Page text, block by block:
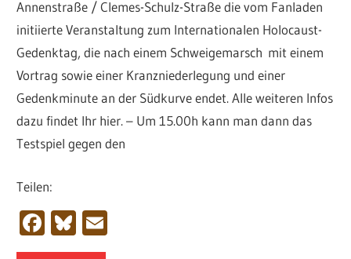
Annenstraße / Clemes-Schulz-Straße die vom Fanladen
initiierte Veranstaltung zum Internationalen Holocaust-
Gedenktag, die nach einem Schweigemarsch mit einem
Vortrag sowie einer Kranzniederlegung und einer
Gedenkminute an der Südkurve endet. Alle weiteren Infos
dazu findet Ihr hier. – Um 15.00h kann man dann das
Testspiel gegen den
Teilen:
Facebook
Bluesky